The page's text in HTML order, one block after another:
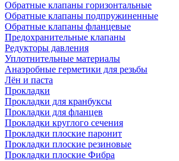
Обратные клапаны горизонтальные
Обратные клапаны подпружиненные
Обратные клапаны фланцевые
Предохранительные клапаны
Редукторы давления
Уплотнительные материалы
Анаэробные герметики для резьбы
Лён и паста
Прокладки
Прокладки для кранбуксы
Прокладки для фланцев
Прокладки круглого сечения
Прокладки плоские паронит
Прокладки плоские резиновые
Прокладки плоские Фибра